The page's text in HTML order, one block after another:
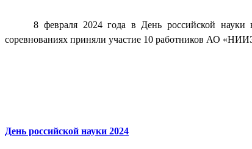
8 февраля 2024 года в День российской науки
соревнованиях приняли участие 10 работников АО
День российской науки 2024